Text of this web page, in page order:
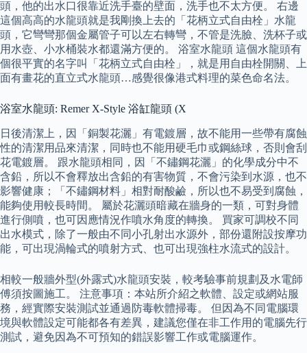
頭，他的出水口很靠近洗手臺的壁面，洗手也不太方便。 右邊
這個高高的水龍頭就是我剛換上去的「花柄立式自由栓」水龍
頭，它彎彎那個金屬管子可以左右轉彎，不管是洗臉、洗杯子或
用水壺、小水桶裝水都還滿方便的。 浴室水龍頭 這個水龍頭有
個很平實的名字叫「花柄立式自由栓」，就是用自由栓開關、上
面有畫花的直立式水龍頭…感覺很像港式料理的菜色命名法。
浴室水龍頭: Remer X-Style 浴缸龍頭 (X
日後清潔上，因「銅製花灑」有電鍍層，故不能用一些帶有腐蝕
性的清潔用品來清潔，同時也不能用硬毛巾或鋼絲球，否則會刮
花電鍍層。 跟水龍頭相同，因「不鏽鋼花灑」的化學成分中不
含鉛，所以不會釋放出含鉛的有害物質，不會污染到水源，也不
影響健康；「不鏽鋼材料」相對耐酸鹼，所以也不易受到腐蝕，
能夠使用較長時間。 屬於花灑頭暗藏在牆身的一類，可對身體
進行側噴，也可因應情況作噴水角度的轉換。 買家可調校不同
出水模式，除了一般由不同小孔射出水源外，部份還附設按摩功
能，可出現渦輪式的噴射方式、也可出現強柱水流式的設計。
相較一般牆外型(外露式)水龍頭安裝，較考驗事前規劃及水電師
傅須按圖施工。 注意事項：本站所介紹之軟體、設定或網站服
務，經實際安裝測試並通過防毒軟體掃毒。 但因為不同電腦環
境與軟體設定可能都各有差異，建議您僅在非工作用的電腦先行
測試，避免因為不可預知的錯誤影響工作或電腦運作。